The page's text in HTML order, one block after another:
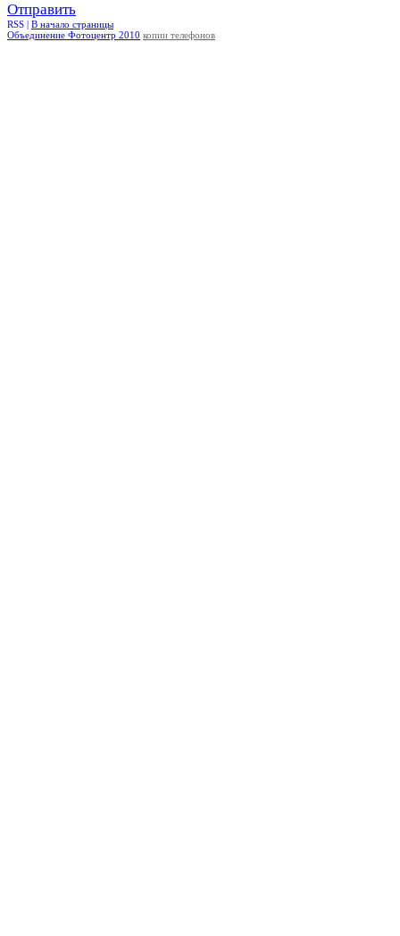
Отправить
RSS | В начало страницы
Объединение Фотоцентр 2010 копии телефонов